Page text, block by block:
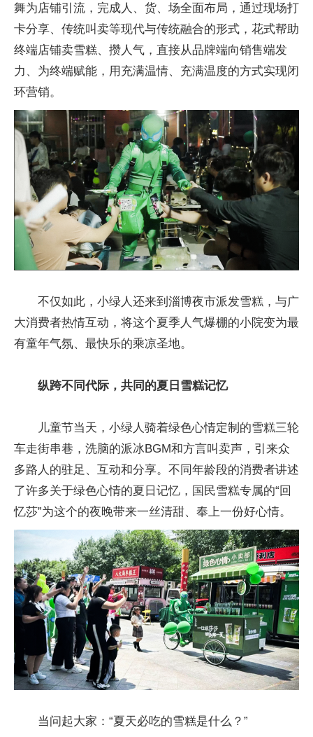
舞为店铺引流，完成人、货、场全面布局，通过现场打
卡分享、传统叫卖等现代与传统融合的形式，花式帮助
终端店铺卖雪糕、攒人气，直接从品牌端向销售端发
力、为终端赋能，用充满温情、充满温度的方式实现闭
环营销。
不仅如此，小绿人还来到淄博夜市派发雪糕，与广
大消费者热情互动，将这个夏季人气爆棚的小院变为最
有童年气氛、最快乐的乘凉圣地。
纵跨不同代际，共同的夏日雪糕记忆
儿童节当天，小绿人骑着绿色心情定制的雪糕三轮
车走街串巷，洗脑的派冰BGM和方言叫卖声，引来众
多路人的驻足、互动和分享。不同年龄段的消费者讲述
了许多关于绿色心情的夏日记忆，国民雪糕专属的“回
忆莎”为这个的夜晚带来一丝清甜、奉上一份好心情。
当问起大家：“夏天必吃的雪糕是什么？”